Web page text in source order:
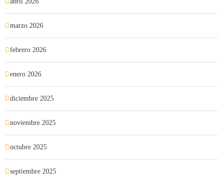
marzo 2026
febrero 2026
enero 2026
diciembre 2025
noviembre 2025
octubre 2025
septiembre 2025